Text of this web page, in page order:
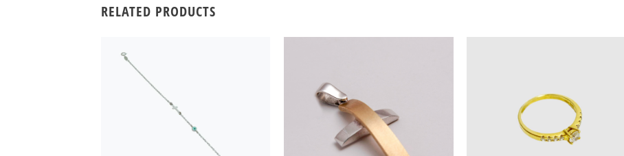
RELATED PRODUCTS